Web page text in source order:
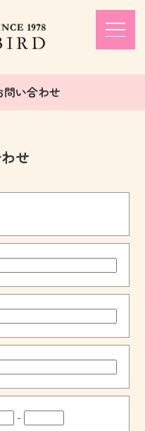
い合わせ
せ
-